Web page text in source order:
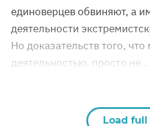
единоверцев обвиняют, а
деятельности
Но доказательств того,
деятельностью, просто не …
Load